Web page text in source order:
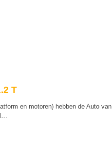
T
en motoren) hebben de Auto van